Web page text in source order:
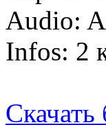
Audio:
Infos: 2